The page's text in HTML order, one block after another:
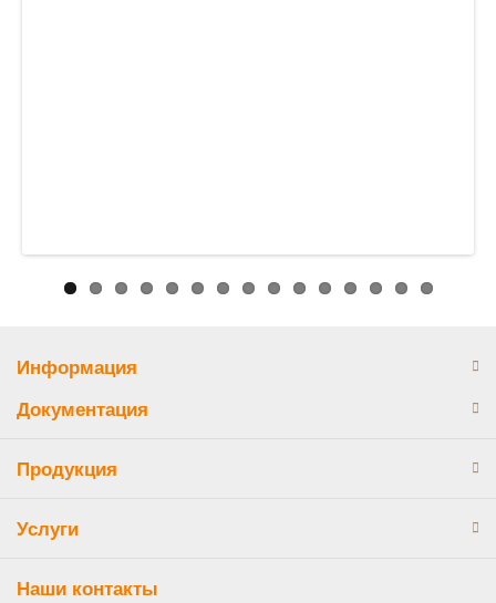
Информация
Документация
Продукция
Услуги
Наши контакты